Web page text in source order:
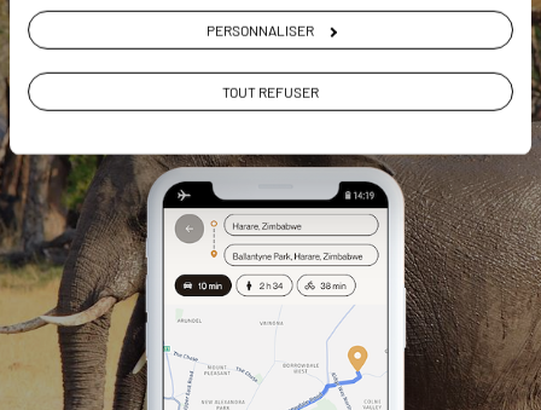
PERSONNALISER
TOUT REFUSER
DÉCOUVRIR LUCIOLE